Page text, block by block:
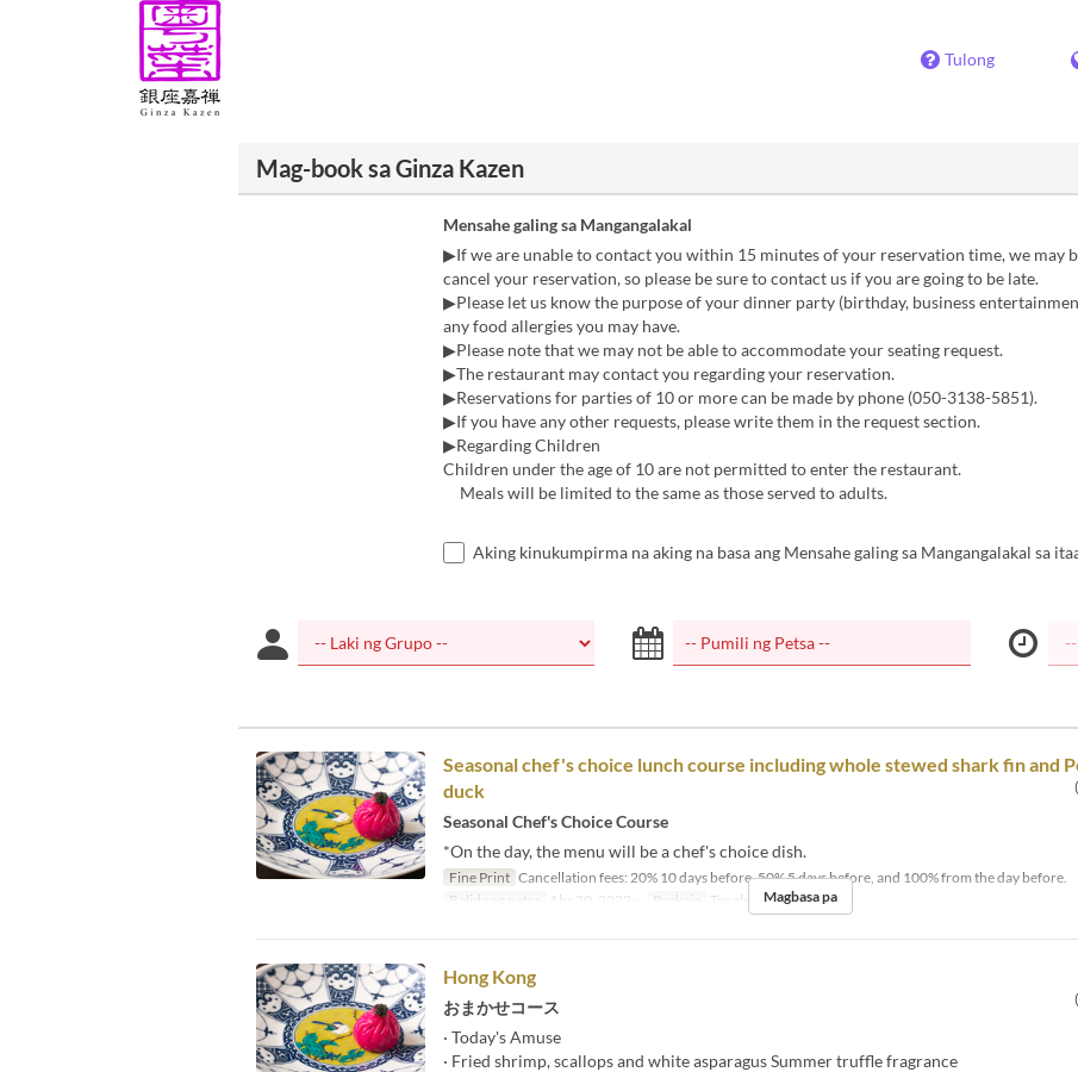
Tulong
Mag-book sa Ginza Kazen
Mensahe galing sa Mangangalakal
▶If we are unable to contact you within 15 minutes of your reservation time, we may
cancel your reservation, so please be sure to contact us if you are going to be late.
▶Please let us know the purpose of your dinner party (birthday, business
any food allergies you may have.
▶Please note that we may not be able to accommodate your seating request.
▶The restaurant may contact you regarding your reservation.
▶Reservations for parties of 10 or more can be made by phone (050-3138-5851).
▶If you have any other requests, please write them in the request section.
▶Regarding Children
Children under the age of 10 are not permitted to enter the restaurant.
Meals will be limited to the same as those served to adults.
Aking kinukumpirma na aking na basa ang Mensahe galing sa Mangangalakal sa
Seasonal chef's choice lunch course including whole stewed shark fin and
duck
Seasonal Chef's Choice Course
*On the day, the menu will be a chef's choice dish.
Fine Print Cancellation fees: 20% 10 days before, 50% 5 days before, and 100% from the day before.
Balidong petsa
Abr 30, 2022 ~ Pagkain TanghalianMagbasa pa
Hong Kong
おまかせコース
· Today's Amuse
· Fried shrimp, scallops and white asparagus Summer truffle fragrance